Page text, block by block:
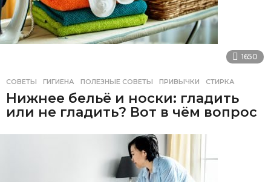
1650
СОВЕТЫ ГИГИЕНА ,ПОЛЕЗНЫЕ СОВЕТЫ ,ПРИВЫЧКИ ,СТИРКА
Нижнее бельё и носки: гладить
или не гладить? Вот в чём вопрос